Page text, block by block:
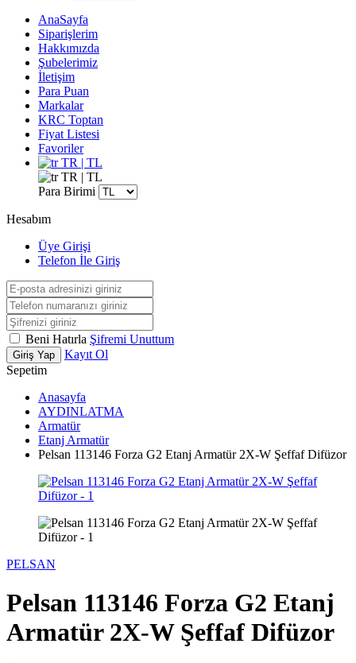
AnaSayfa
Siparişlerim
Hakkımızda
Şubelerimiz
İletişim
Para Puan
Markalar
KRC Toptan
Fiyat Listesi
Favoriler
TR | TL
TR | TL
Para Birimi
Hesabım
Üye Girişi
Telefon İle Giriş
Beni Hatırla Şifremi Unuttum
Giriş Yap
Kayıt Ol
Sepetim
Anasayfa
AYDINLATMA
Armatür
Etanj Armatür
Pelsan 113146 Forza G2 Etanj Armatür 2X-W Şeffaf Difüzor
PELSAN
Pelsan 113146 Forza G2 Etanj
Armatür 2X-W Şeffaf Difüzor